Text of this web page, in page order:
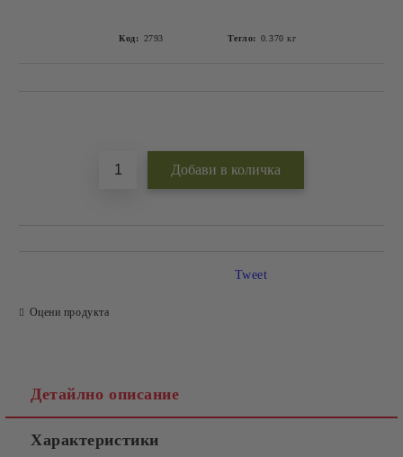
Код: 2793 Тегло: 0.370 кг
Оцени продукта
Tweet
Детайлно описание
Характеристики